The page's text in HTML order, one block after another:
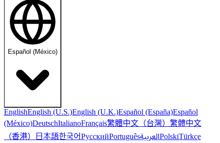
Español (México)
EnglishEnglish (U.S.)English (U.K.)Español (España)Español
(México)DeutschItalianoFrançais繁體中文（台灣） 繁體中文
（香港） 日本語한국어РусскийPortuguêsالعربيةPolskiTürkçe